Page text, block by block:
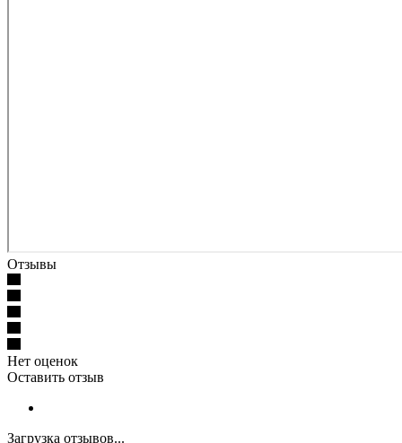
Отзывы
Нет оценок
Оставить отзыв
Загрузка отзывов...